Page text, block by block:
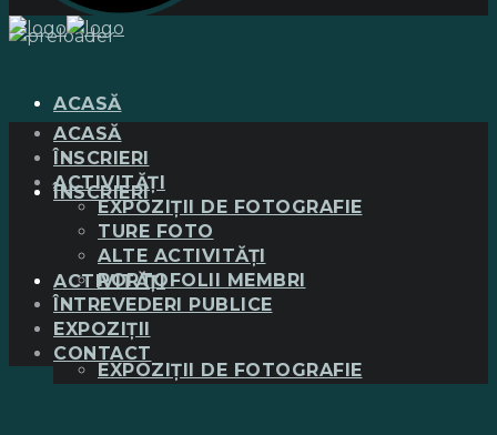
ACASĂ
ÎNSCRIERI
ACTIVITĂȚI
EXPOZIȚII DE FOTOGRAFIE
ACASĂ
ÎNSCRIERI
ACTIVITĂȚI
EXPOZIȚII DE FOTOGRAFIE
TURE FOTO
ALTE ACTIVITĂȚI
PORTOFOLII MEMBRI
ÎNTREVEDERI PUBLICE
EXPOZIȚII
CONTACT